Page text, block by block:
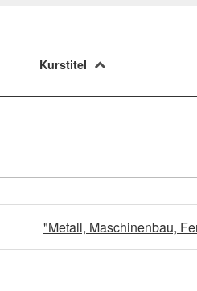
Kurstitel
"Metall, Maschinenbau,